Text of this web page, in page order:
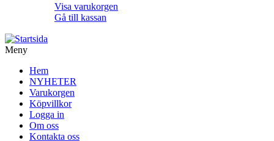
Visa varukorgen
Gå till kassan
Meny
Hem
NYHETER
Varukorgen
Köpvillkor
Logga in
Om oss
Kontakta oss